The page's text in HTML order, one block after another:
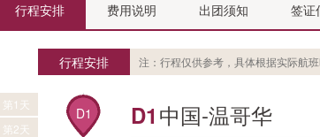
行程安排 费用说明 出团须知 签证
行程安排 注：行程仅供参考，具体根据实际航
第1天
第2天
D1 D1 中国-温哥华